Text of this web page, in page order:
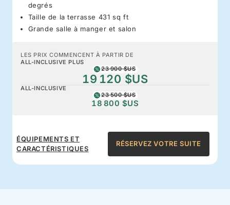
degrés
Taille de la terrasse 431 sq ft
Grande salle à manger et salon
LES PRIX COMMENCENT À PARTIR DE
ALL-INCLUSIVE PLUS
23 900 $US
19 120 $US
ALL-INCLUSIVE
23 500 $US
18 800 $US
ÉQUIPEMENTS ET
CARACTÉRISTIQUES
RÉSERVEZ VOTRE SUITE